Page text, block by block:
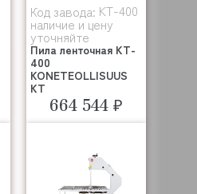
Код завода: KT-400
наличие и цену
уточняйте
Пила ленточная KT-
400
KONETEOLLISUUS
KT
664 544 ₽